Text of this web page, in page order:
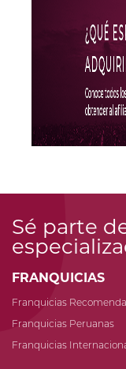
Sé parte
FRANQUICIAS
Franquicias
Franquicias Peruanas
Franquicias